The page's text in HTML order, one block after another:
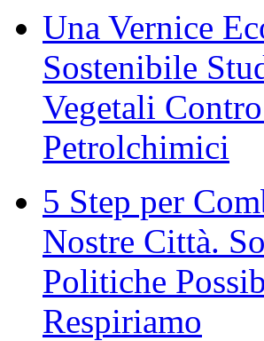
Una Vernice
Sostenibile
Vegetali
Petrolchimici
5 Step per
Nostre Città.
Politiche
Respiriamo